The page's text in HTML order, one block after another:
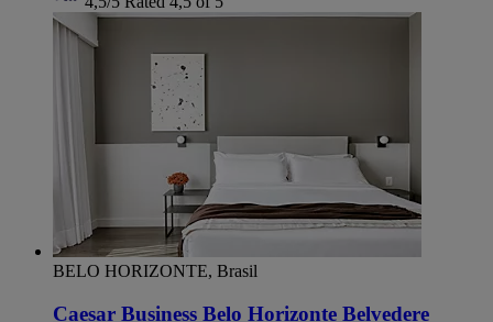
BELO HORIZONTE, Brasil
Caesar Business Belo Horizonte Belvedere